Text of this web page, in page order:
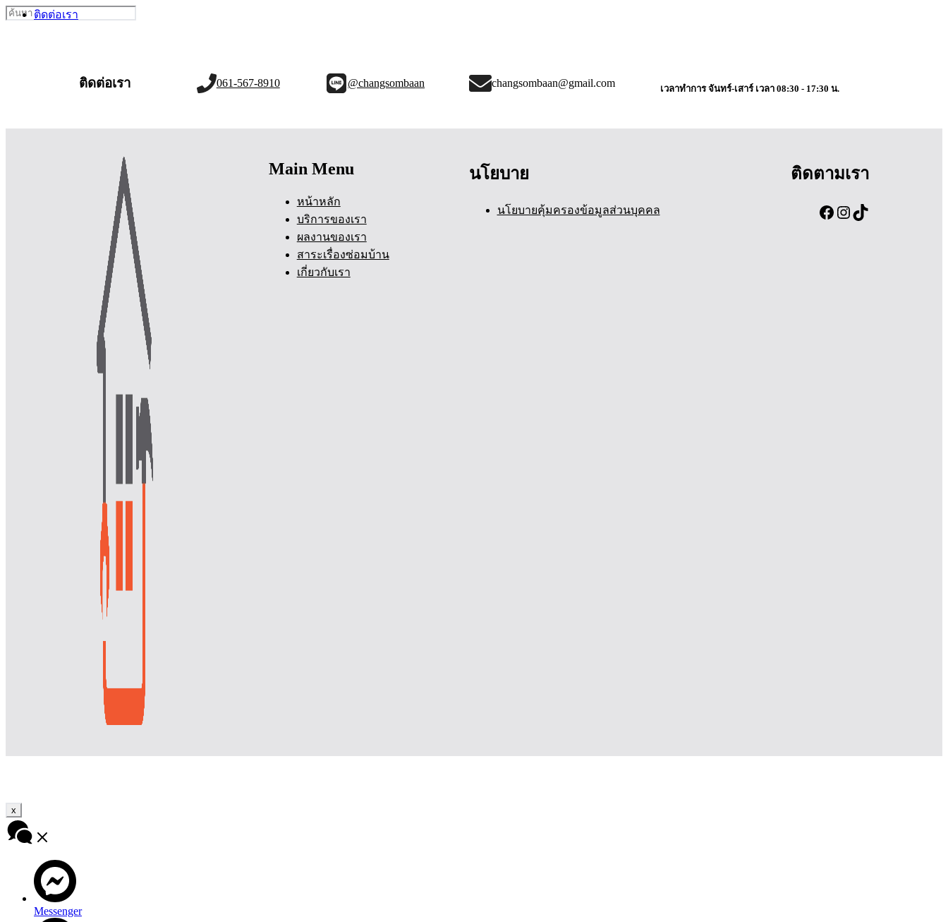
ติดต่อเรา
Search
for:
ติดต่อเรา 061-567-8910 @changsombaan changsombaan@gmail.com เวลาทำการ จันทร์-เสาร์ เวลา 08:30 - 17:30 น.
Main Menu
หน้าหลัก
บริการของเรา
ผลงานของเรา
สาระเรื่องซ่อมบ้าน
เกี่ยวกับเรา
นโยบาย
นโยบายคุ้มครองข้อมูลส่วนบุคคล
ติดตามเรา
Facebook
Instagram
TikTok
x
Messenger